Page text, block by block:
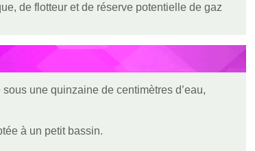
de flotteur et de réserve potentielle de gaz
une quinzaine de centimètres d’eau,
à un petit bassin.